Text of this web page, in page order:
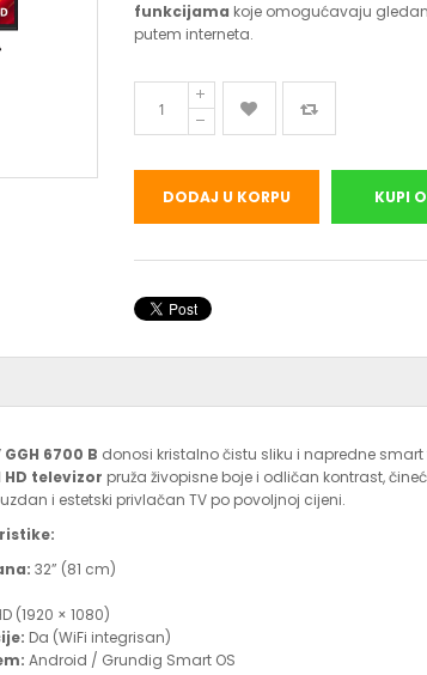
funkcijama koje omogućavaju
putem interneta.
DODAJ U KORPU KUPI
6700 B donosi kristalno čistu sliku i napredne
HD televizor pruža živopisne boje i odličan kontrast,
i estetski privlačan TV po povoljnoj cijeni.
32” (81 cm)
(1920 × 1080)
Da (WiFi integrisan)
Android / Grundig Smart OS